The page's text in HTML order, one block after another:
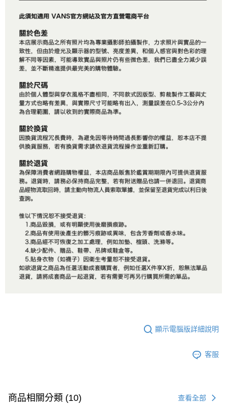
顯示電腦版詳細說明
客服
商品相關分類 (10) 查看全部